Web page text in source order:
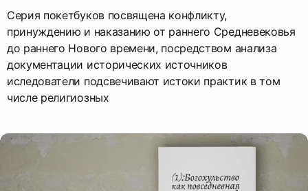
Серия покетбуков посвящена конфликту,
принуждению и наказанию от раннего Средневековья
до раннего Нового времени, посредством анализа
документации исторических источников
иследователи подсвечивают истоки практик в том
числе религиозных